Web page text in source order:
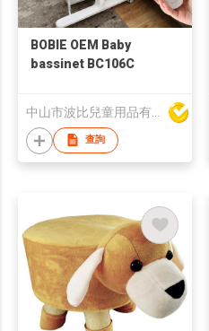
BOBIE OEM Baby
bassinet BC106C
查詢